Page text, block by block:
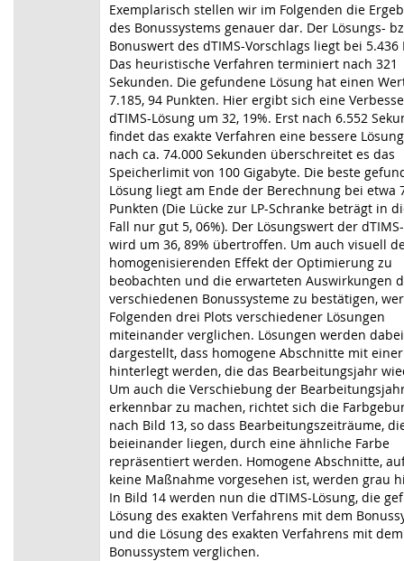
Exemplarisch stellen wir im Folgenden die
des Bonussystems genauer dar. Der Lösungs-
Bonuswert des dTIMS-Vorschlags liegt bei 5.436
Das heuristische Verfahren terminiert nach 321
Sekunden. Die gefundene Lösung hat einen
7.185, 94 Punkten. Hier ergibt sich eine
dTIMS-Lösung um 32, 19%. Erst nach 6.552
findet das exakte Verfahren eine bessere
nach ca. 74.000 Sekunden überschreitet es das
Speicherlimit von 100 Gigabyte. Die beste
Lösung liegt am Ende der Berechnung bei etwa
Punkten (Die Lücke zur LP-Schranke beträgt in
Fall nur gut 5, 06%). Der Lösungswert der
wird um 36, 89% übertroffen. Um auch visuell
homogenisierenden Effekt der Optimierung zu
beobachten und die erwarteten Auswirkungen
verschiedenen Bonussysteme zu bestätigen,
Folgenden drei Plots verschiedener Lösungen
miteinander verglichen. Lösungen werden
dargestellt, dass homogene Abschnitte mit
hinterlegt werden, die das Bearbeitungsjahr
Um auch die Verschiebung der
erkennbar zu machen, richtet sich die
nach Bild 13, so dass Bearbeitungszeiträume,
beieinander liegen, durch eine ähnliche Farbe
repräsentiert werden. Homogene Abschnitte,
keine Maßnahme vorgesehen ist, werden grau
In Bild 14 werden nun die dTIMS-Lösung, die
Lösung des exakten Verfahrens mit dem
und die Lösung des exakten Verfahrens mit dem
Bonussystem verglichen.